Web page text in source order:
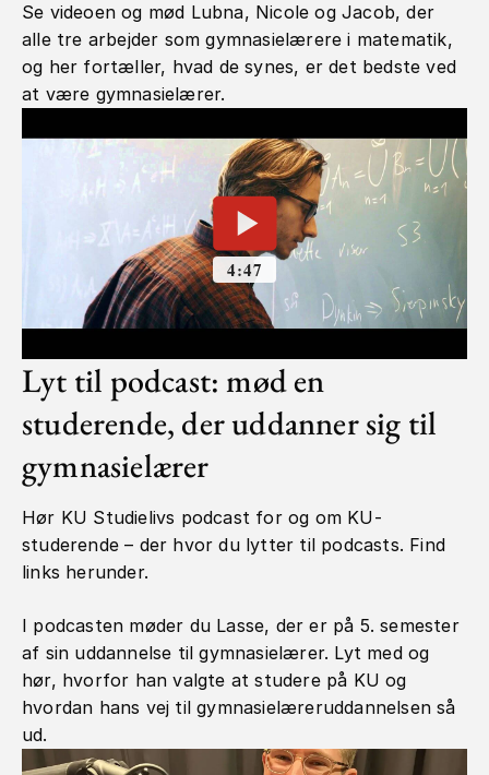
Se videoen og mød Lubna, Nicole og Jacob, der
alle tre arbejder som gymnasielærere i matematik,
og her fortæller, hvad de synes, er det bedste ved
at være gymnasielærer.
Lyt til podcast: mød en
studerende, der uddanner sig til
gymnasielærer
Hør KU Studielivs podcast for og om KU-
studerende – der hvor du lytter til podcasts. Find
links herunder.
I podcasten møder du Lasse, der er på 5. semester
af sin uddannelse til gymnasielærer. Lyt med og
hør, hvorfor han valgte at studere på KU og
hvordan hans vej til gymnasielæreruddannelsen så
ud.